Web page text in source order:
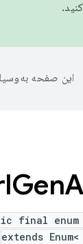
این صفحه
Gen
final enum
extends Enum<